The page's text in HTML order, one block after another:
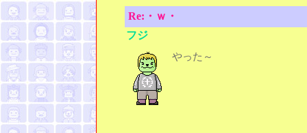
Re:・ｗ・
フジ
やった～